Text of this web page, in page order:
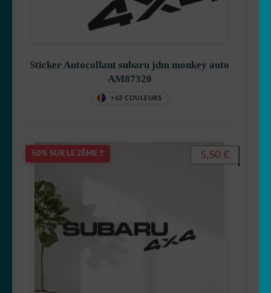
Sticker Autocollant subaru jdm monkey auto
AM87320
+63 COULEURS
50% SUR LE 2ÈME !! 5,50 €